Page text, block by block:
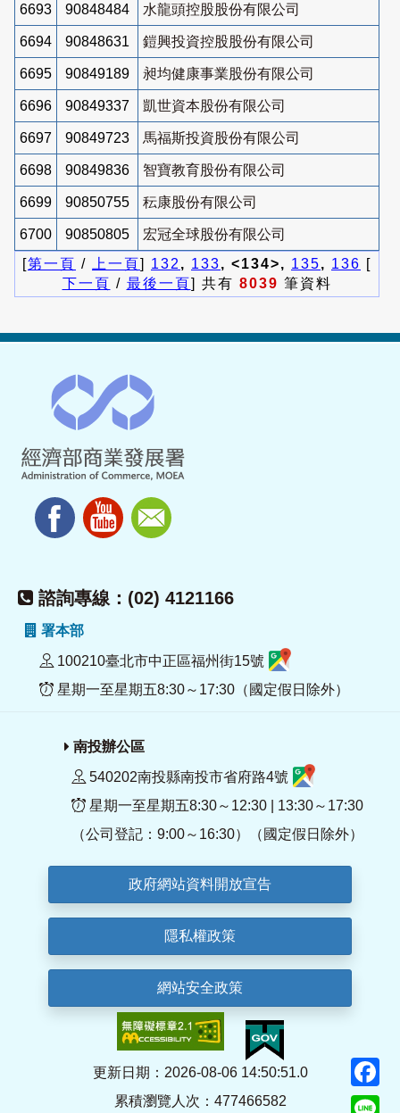
6693 90848484 水龍頭控股股份有限公司
6694 90848631 鎧興投資控股股份有限公司
6695 90849189 昶均健康事業股份有限公司
6696 90849337 凱世資本股份有限公司
6697 90849723 馬福斯投資股份有限公司
6698 90849836 智寶教育股份有限公司
6699 90850755 秐康股份有限公司
6700 90850805
宏冠全球股份有限公司
[第一頁 / 上一頁] 132 , 133, <134>, 135, 136 [
下一頁 / 最後一頁] 共有 8039 筆資料
諮詢專線：(02) 4121166
署本部
100210臺北市中正區福州街15號
星期一至星期五8:30～17:30（國定假日除外）
南投辦公區
540202南投縣南投市省府路4號
星期一至星期五8:30～12:30 | 13:30～17:30
（公司登記：9:00～16:30）（國定假日除外）
政府網站資料開放宣告
隱私權政策
網站安全政策
更新日期：2026-08-06 14:50:51.0
累積瀏覽人次：477466582